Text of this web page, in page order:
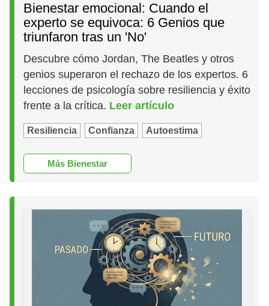
Bienestar emocional: Cuando el
experto se equivoca: 6 Genios que
triunfaron tras un 'No'
Descubre cómo Jordan, The Beatles y otros
genios superaron el rechazo de los expertos. 6
lecciones de psicología sobre resiliencia y éxito
frente a la crítica. Leer artículo
Resiliencia Confianza Autoestima
Más Bienestar